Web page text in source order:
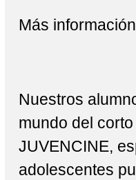
Más
Nuestros
mundo del
JUVENCINE,
adolescentes